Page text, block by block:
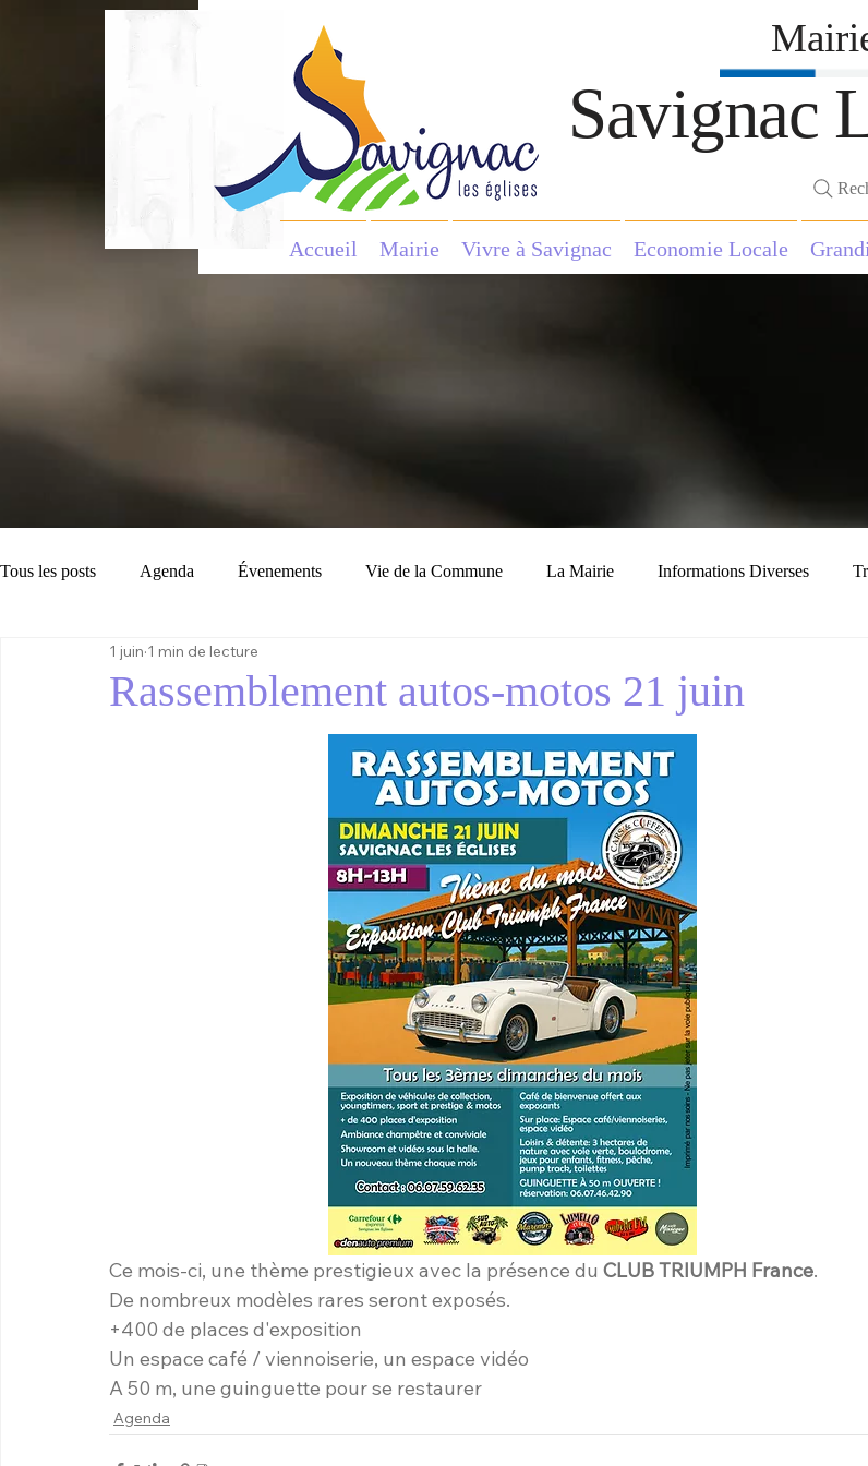
Savignac
Accueil Mairie Vivre à Savignac Economie Locale
Tous les posts Agenda Évenements Vie de la Commune La Mairie Informations Diverses
Tourisme Consignes
Rassemblement autos-motos 21 juin
1 juin 1 min de lecture
Ce mois-ci, une thème prestigieux avec la présence du CLUB TRIUMPH France.
De nombreux modèles rares seront exposés.
+400 de places d'exposition
Un espace café / viennoiserie, un espace vidéo
A 50 m, une guinguette pour se restaurer
Agenda